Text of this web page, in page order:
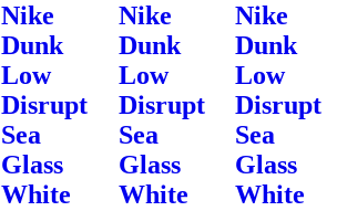
Nike
Dunk
Low
Disrupt
Sea
Glass
White
Nike
Dunk
Low
Disrupt
Sea
Glass
White
Nike
Dunk
Low
Disrupt
Sea
Glass
White